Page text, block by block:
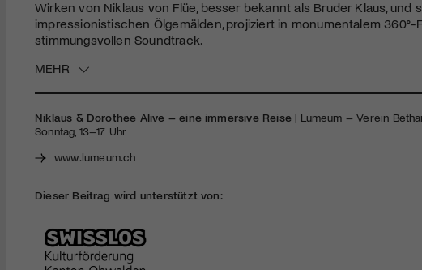
Wirken von Niklaus von Flüe, besser bekannt als Bruder Klaus, und
impressionistischen Ölgemälden, projiziert in monumentalem
stimmungsvollen Soundtrack.
MEHR
Niklaus & Dorothee Alive – eine immersive Reise| Lumeum – Verein
Sonntag, 13–17 Uhr
www.lumeum.ch
Dieser Beitrag wird unterstützt von: